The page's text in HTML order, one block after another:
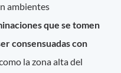
ambientes
que se tomen
consensuadas con
la zona alta del